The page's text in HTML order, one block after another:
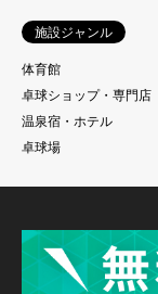
施設ジャンル
体育館
卓球ショップ・専門店
温泉宿・ホテル
卓球場